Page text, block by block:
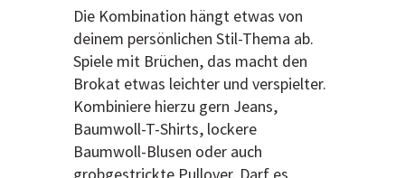
Die Kombination hängt etwas von
deinem persönlichen Stil-Thema ab.
Spiele mit Brüchen, das macht den
Brokat etwas leichter und verspielter.
Kombiniere hierzu gern Jeans,
Baumwoll-T-Shirts, lockere
Baumwoll-Blusen oder auch